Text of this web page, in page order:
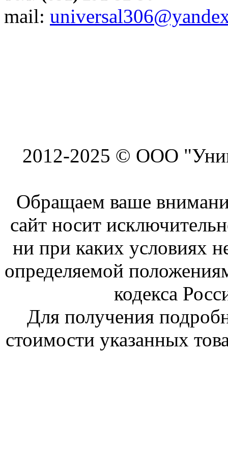
mail:
2012-2025 © ООО
Обращаем ваше
сайт носит
ни при каких условиях
определяемой
кодекса
Для получения
стоимости указанных